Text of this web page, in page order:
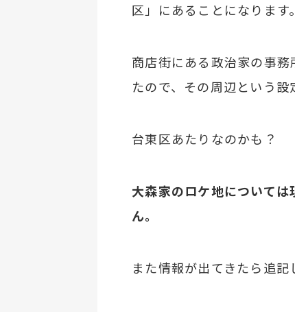
区」にあることになります。
商店街にある政治家の事
たので、その周辺という設
台東区あたりなのかも？
大森家のロケ地について
ん。
また情報が出てきたら追記